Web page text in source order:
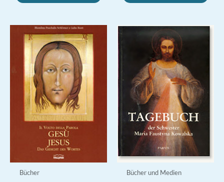
Bücher Bücher und Medien